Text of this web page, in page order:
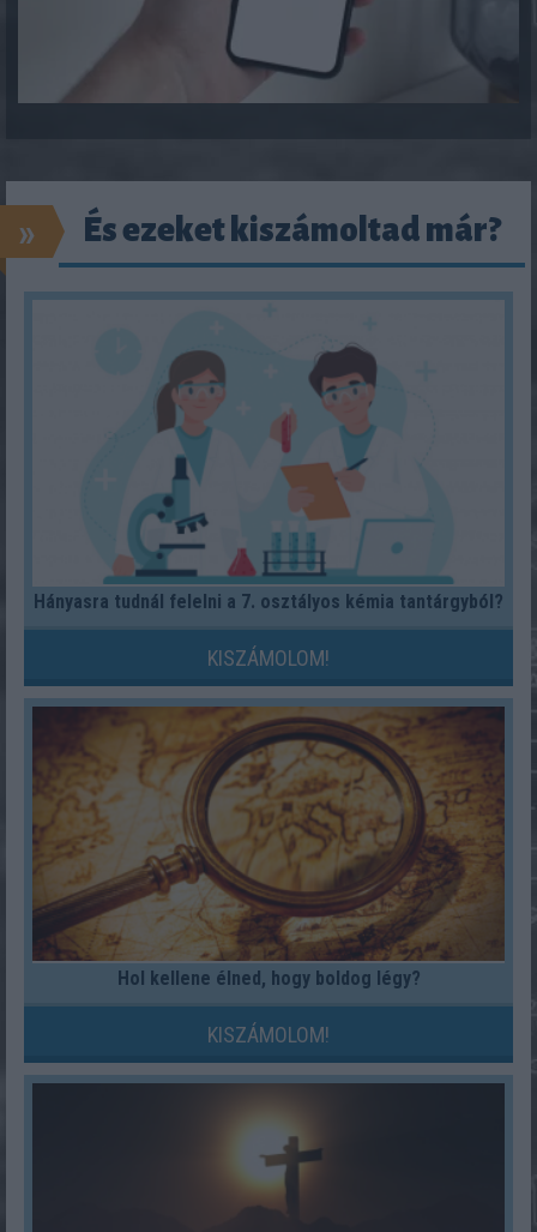
» És ezeket kiszámoltad már?
Hányasra tudnál felelni a 7. osztályos kémia tantárgyból?
KISZÁMOLOM!
Hol kellene élned, hogy boldog légy?
KISZÁMOLOM!